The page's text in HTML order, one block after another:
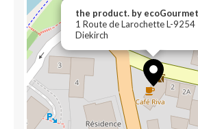
the product. by ecoGourmet
1 Route de Larochette L-9254
Diekirch